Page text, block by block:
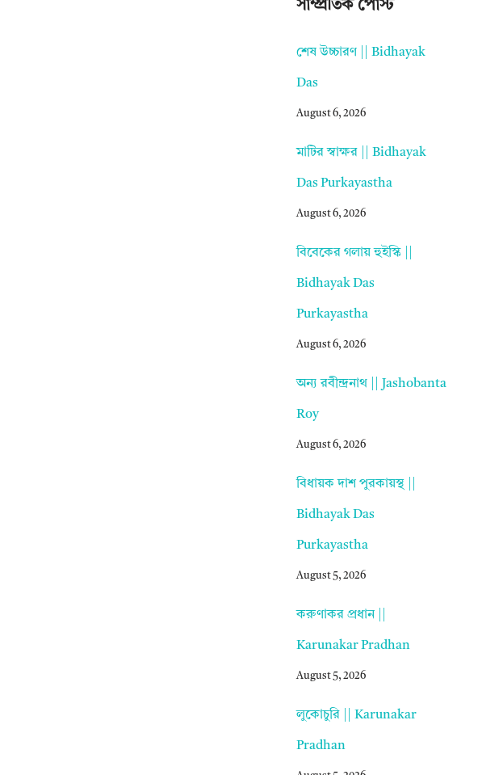
সাম্প্রতিক পোস্ট
শেষ উচ্চারণ || Bidhayak
Das
August 6, 2026
মাটির স্বাক্ষর || Bidhayak
Das Purkayastha
August 6, 2026
বিবেকের গলায় হুইস্কি ||
Bidhayak Das
Purkayastha
August 6, 2026
অন্য রবীন্দ্রনাথ || Jashobanta
Roy
August 6, 2026
বিধায়ক দাশ পুরকায়স্থ ||
Bidhayak Das
Purkayastha
August 5, 2026
করুণাকর প্রধান ||
Karunakar Pradhan
August 5, 2026
লুকোচুরি || Karunakar
Pradhan